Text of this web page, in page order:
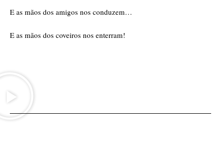
E as mãos dos amigos nos conduzem…
E as mãos dos coveiros nos enterram!